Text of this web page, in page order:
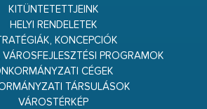
KITÜNTETETTJEINK
HELYI RENDELETEK
KONCEPCIÓK
VÁROSFEJLESZTÉSI PROGRAMOK
CÉGEK
TÁRSULÁSOK
VÁROSTÉRKÉP